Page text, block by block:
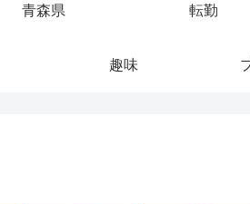
青森県 転勤
趣味